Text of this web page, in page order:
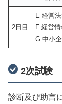
2日目
E 経営
F 経営
G 中小
2次試験
診断及び助言